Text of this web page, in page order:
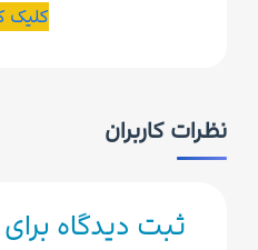
کلیک
نظرات کاربران
ثبت دیدگاه